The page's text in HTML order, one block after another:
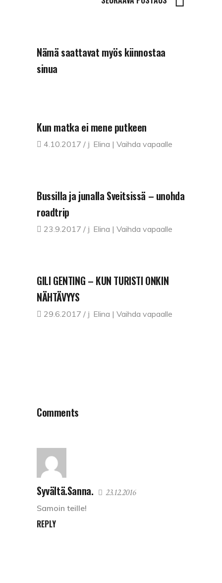
Nämä saattavat myös kiinnostaa
sinua
Kun matka ei mene putkeen
4.10.2017 Elina | Vaihda vapaalle
Bussilla ja junalla Sveitsissä – unohda
roadtrip
23.9.2017 Elina | Vaihda vapaalle
GILI GENTING – KUN TURISTI ONKIN
NÄHTÄVYYS
29.6.2017 Elina | Vaihda vapaalle
Comments
Syvältä.Sanna. 23.12.2016
Samoin teille!
REPLY